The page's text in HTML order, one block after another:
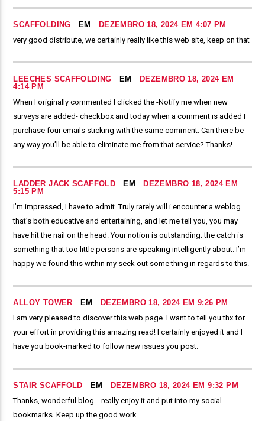
SCAFFOLDING EM
DEZEMBRO 18, 2024 EM 4:07 PM
very good distribute, we certainly really like this web site, keep on that
LEECHES SCAFFOLDING EM
DEZEMBRO 18, 2024 EM
4:14 PM
When I originally commented I clicked the -Notify me when new
surveys are added- checkbox and today when a comment is added I
purchase four emails sticking with the same comment. Can there be
any way you’ll be able to eliminate me from that service? Thanks!
LADDER JACK SCAFFOLD EM
DEZEMBRO 18, 2024 EM
5:15 PM
I’m impressed, I have to admit. Truly rarely will i encounter a weblog
that’s both educative and entertaining, and let me tell you, you may
have hit the nail on the head. Your notion is outstanding; the catch is
something that too little persons are speaking intelligently about. I’m
happy we found this within my seek out some thing in regards to this.
ALLOY TOWER EM
DEZEMBRO 18, 2024 EM 9:26 PM
I am very pleased to discover this web page. I want to tell you thx for
your effort in providing this amazing read! I certainly enjoyed it and I
have you book-marked to follow new issues you post.
STAIR SCAFFOLD EM
DEZEMBRO 18, 2024 EM 9:32 PM
Thanks, wonderful blog… really enjoy it and put into my social
bookmarks. Keep up the good work